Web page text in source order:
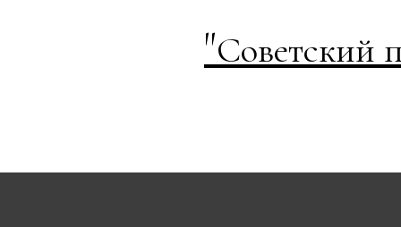
"Советский